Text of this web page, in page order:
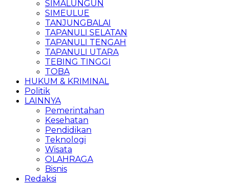
SIMALUNGUN
SIMEULUE
TANJUNGBALAI
TAPANULI SELATAN
TAPANULI TENGAH
TAPANULI UTARA
TEBING TINGGI
TOBA
HUKUM & KRIMINAL
Politik
LAINNYA
Pemerintahan
Kesehatan
Pendidikan
Teknologi
Wisata
OLAHRAGA
Bisnis
Redaksi